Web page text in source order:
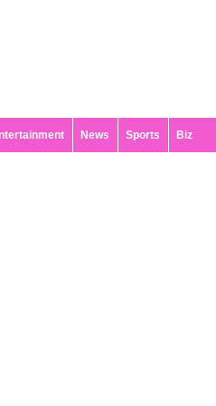
News Sports Biz